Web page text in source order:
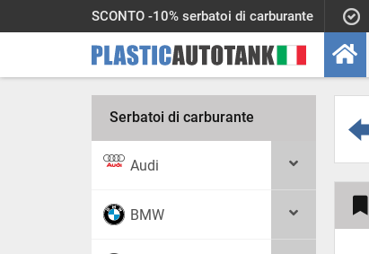
SCONTO -10% serbatoi di carburante
Serbatoi di carburante
Audi
BMW